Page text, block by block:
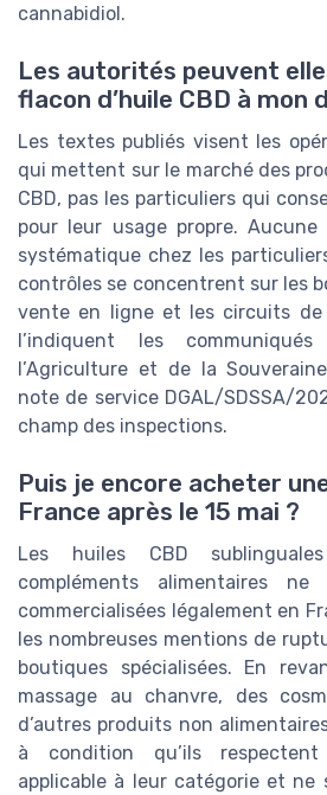
cannabidiol.
Les autorités peuvent
flacon d’huile CBD à mon
Les textes publiés visent les
qui mettent sur le marché des
CBD, pas les particuliers qui
pour leur usage propre. Aucune
systématique chez les
contrôles se concentrent sur les
vente en ligne et les circuits de
l’indiquent les
l’Agriculture et de la
note de service DGAL/SDSSA/
champ des inspections.
Puis je encore acheter
France après le 15 mai ?
Les huiles CBD
compléments alimentaires
commercialisées légalement en
les nombreuses mentions de
boutiques spécialisées. En
massage au chanvre, des
d’autres produits non
à condition qu’ils
applicable à leur catégorie et ne